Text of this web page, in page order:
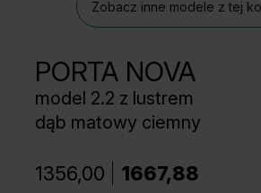
Zobacz inne modele z tej
PORTA NOVA
model 2.2 z lustrem
dąb matowy ciemny
1356,00 1667,88